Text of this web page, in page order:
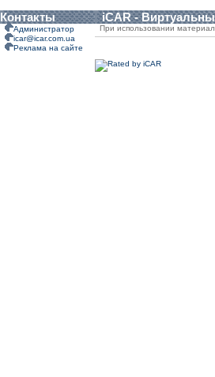
Контакты iCAR -
Администратор
icar@icar.com.ua
Реклама на сайте
При использовании